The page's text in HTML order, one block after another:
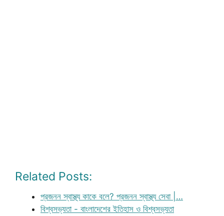
Related Posts:
প্রজনন স্বাস্থ্য কাকে বলে? প্রজনন স্বাস্থ্য সেবা |…
বিশ্বসভ্যতা - বাংলাদেশের ইতিহাস ও বিশ্বসভ্যতা